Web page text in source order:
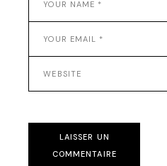
LAISSER UN
COMMENTAIRE